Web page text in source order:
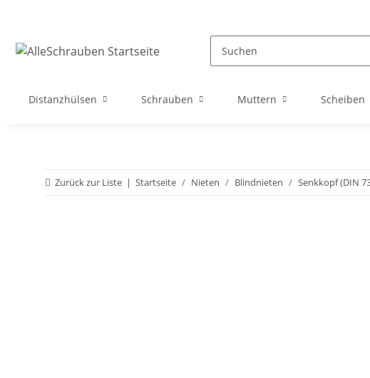
Distanzhülsen Schrauben Muttern Scheiben
Zurück zur Liste Startseite Nieten Blindnieten Senkkopf (DIN